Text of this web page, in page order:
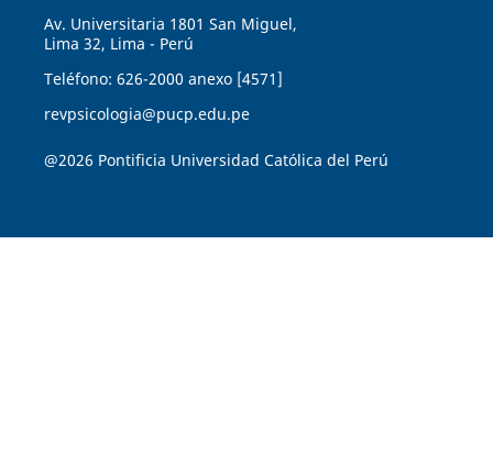
Av. Universitaria 1801 San Miguel,
Lima 32, Lima - Perú
Teléfono: 626-2000 anexo [4571]
revpsicologia@pucp.edu.pe
@2026 Pontificia Universidad Católica del Perú